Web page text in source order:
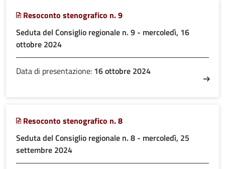
Resoconto stenografico n. 9
Seduta del Consiglio regionale n. 9 - mercoledì, 16
ottobre 2024
Data di presentazione: 16 ottobre 2024
Resoconto stenografico n. 8
Seduta del Consiglio regionale n. 8 - mercoledì, 25
settembre 2024